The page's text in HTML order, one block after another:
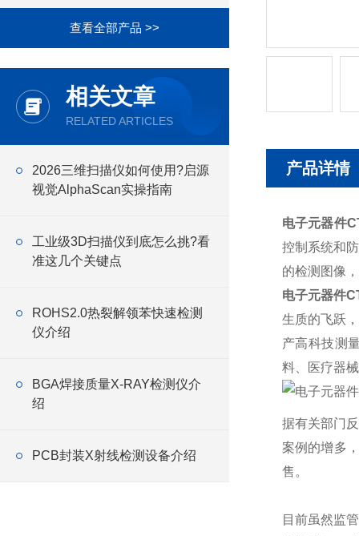
查看全部产品 >>
相关文章
RELATED ARTICLES
2026三维扫描仪如何使用?启源
视觉AlphaScan实操指南
工业级3D扫描仪到底怎么挑?看
准这几个关键点
ROHS2.0热裂解领苯快速检测
仪介绍
BGA焊接质量X-RAY检测仪介
绍
PCB封装X射线检测设备介绍
产品详情
电子元器件
控制系统和
的检测图像
电子元器件
生质的飞跃
产高科技测
料、医疗器
据有关部门
案例的增多
售。
目前虽然监